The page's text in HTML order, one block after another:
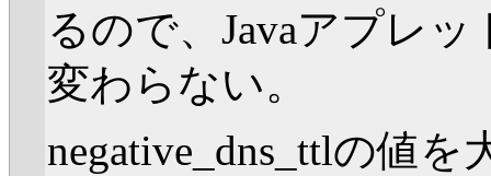
るので、Javaアプレ
変わらない。
negative_dns_ttlの値